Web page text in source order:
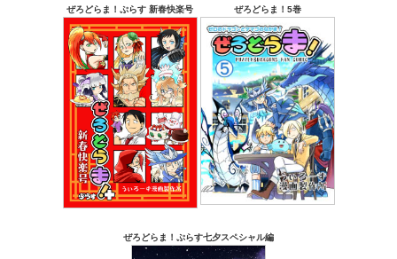
ぜろどらま！ぷらす 新春快楽号 ぜろどらま！5巻
ぜろどらま！ぷらす七夕スペシャル編